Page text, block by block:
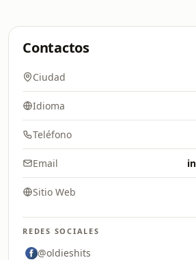
Contactos
Ciudad
Idioma
Teléfono
Email
Sitio Web
REDES SOCIALES
@oldieshits